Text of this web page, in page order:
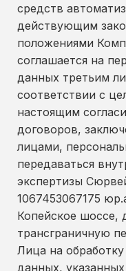
средств
действующим
положениями
соглашается на
данных третьим
соответствии с
настоящим
договоров,
лицами,
передаваться
экспертизы
1067453067175
Копейское шоссе,
трансграничную
Лица на
данных,